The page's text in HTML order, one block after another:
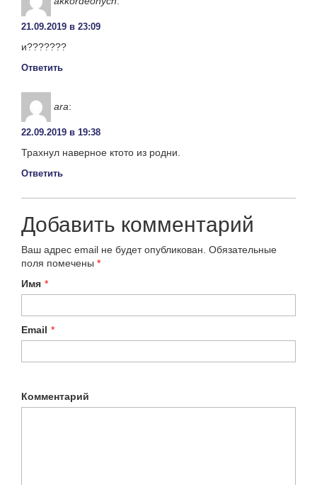
21.09.2019 в 23:09
и???????
Ответить
ara:
22.09.2019 в 19:38
Трахнул наверное ктото из родни.
Ответить
Добавить комментарий
Ваш адрес email не будет опубликован. Обязательные
поля помечены *
Имя *
Email *
Комментарий